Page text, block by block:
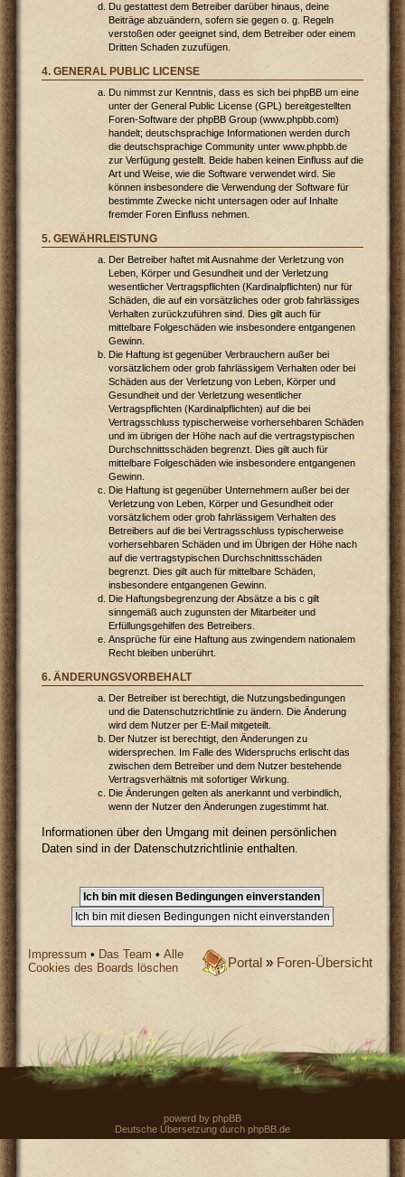
Du gestattest dem Betreiber darüber hinaus, deine
Beiträge abzuändern, sofern sie gegen o. g. Regeln
verstoßen oder geeignet sind, dem Betreiber oder einem
Dritten Schaden zuzufügen.
4. GENERAL PUBLIC LICENSE
Du nimmst zur Kenntnis, dass es sich bei phpBB um eine
unter der General Public License (GPL) bereitgestellten
Foren-Software der phpBB Group (www.phpbb.com)
handelt; deutschsprachige Informationen werden durch
die deutschsprachige Community unter www.phpbb.de
zur Verfügung gestellt. Beide haben keinen Einfluss auf die
Art und Weise, wie die Software verwendet wird. Sie
können insbesondere die Verwendung der Software für
bestimmte Zwecke nicht untersagen oder auf Inhalte
fremder Foren Einfluss nehmen.
5. GEWÄHRLEISTUNG
Der Betreiber haftet mit Ausnahme der Verletzung von
Leben, Körper und Gesundheit und der Verletzung
wesentlicher Vertragspflichten (Kardinalpflichten) nur für
Schäden, die auf ein vorsätzliches oder grob fahrlässiges
Verhalten zurückzuführen sind. Dies gilt auch für
mittelbare Folgeschäden wie insbesondere entgangenen
Gewinn.
Die Haftung ist gegenüber Verbrauchern außer bei
vorsätzlichem oder grob fahrlässigem Verhalten oder bei
Schäden aus der Verletzung von Leben, Körper und
Gesundheit und der Verletzung wesentlicher
Vertragspflichten (Kardinalpflichten) auf die bei
Vertragsschluss typischerweise vorhersehbaren Schäden
und im übrigen der Höhe nach auf die vertragstypischen
Durchschnittsschäden begrenzt. Dies gilt auch für
mittelbare Folgeschäden wie insbesondere entgangenen
Gewinn.
Die Haftung ist gegenüber Unternehmern außer bei der
Verletzung von Leben, Körper und Gesundheit oder
vorsätzlichem oder grob fahrlässigem Verhalten des
Betreibers auf die bei Vertragsschluss typischerweise
vorhersehbaren Schäden und im Übrigen der Höhe nach
auf die vertragstypischen Durchschnittsschäden
begrenzt. Dies gilt auch für mittelbare Schäden,
insbesondere entgangenen Gewinn.
Die Haftungsbegrenzung der Absätze a bis c gilt
sinngemäß auch zugunsten der Mitarbeiter und
Erfüllungsgehilfen des Betreibers.
Ansprüche für eine Haftung aus zwingendem nationalem
Recht bleiben unberührt.
6. ÄNDERUNGSVORBEHALT
Der Betreiber ist berechtigt, die Nutzungsbedingungen
und die Datenschutzrichtlinie zu ändern. Die Änderung
wird dem Nutzer per E-Mail mitgeteilt.
Der Nutzer ist berechtigt, den Änderungen zu
widersprechen. Im Falle des Widerspruchs erlischt das
zwischen dem Betreiber und dem Nutzer bestehende
Vertragsverhältnis mit sofortiger Wirkung.
Die Änderungen gelten als anerkannt und verbindlich,
wenn der Nutzer den Änderungen zugestimmt hat.
Informationen über den Umgang mit deinen persönlichen
Daten sind in der Datenschutzrichtlinie enthalten.
Portal » Foren-Übersicht
Impressum • Das Team •Alle
Cookies des Boards löschen
powerd by phpBB
Deutsche Übersetzung durch phpBB.de